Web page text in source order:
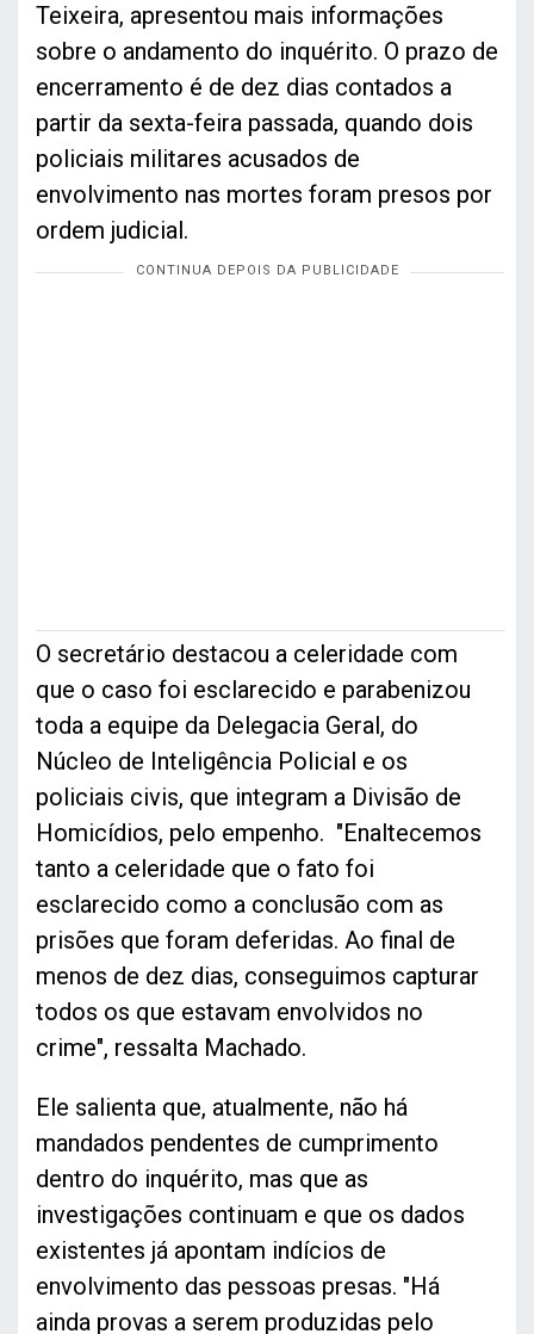
Teixeira, apresentou mais informações
sobre o andamento do inquérito. O prazo de
encerramento é de dez dias contados a
partir da sexta-feira passada, quando dois
policiais militares acusados de
envolvimento nas mortes foram presos por
ordem judicial.
O secretário destacou a celeridade com
que o caso foi esclarecido e parabenizou
toda a equipe da Delegacia Geral, do
Núcleo de Inteligência Policial e os
policiais civis, que integram a Divisão de
Homicídios, pelo empenho. "Enaltecemos
tanto a celeridade que o fato foi
esclarecido como a conclusão com as
prisões que foram deferidas. Ao final de
menos de dez dias, conseguimos capturar
todos os que estavam envolvidos no
crime", ressalta Machado.
Ele salienta que, atualmente, não há
mandados pendentes de cumprimento
dentro do inquérito, mas que as
investigações continuam e que os dados
existentes já apontam indícios de
envolvimento das pessoas presas. "Há
ainda provas a serem produzidas pelo